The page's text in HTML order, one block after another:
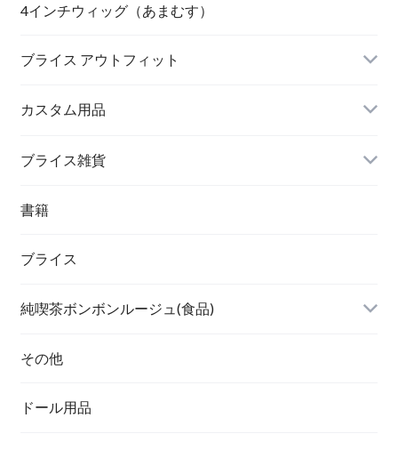
4インチウィッグ（あまむす）
ブライス アウトフィット
カスタム用品
ブライス雑貨
書籍
ブライス
純喫茶ボンボンルージュ(食品)
その他
ドール用品